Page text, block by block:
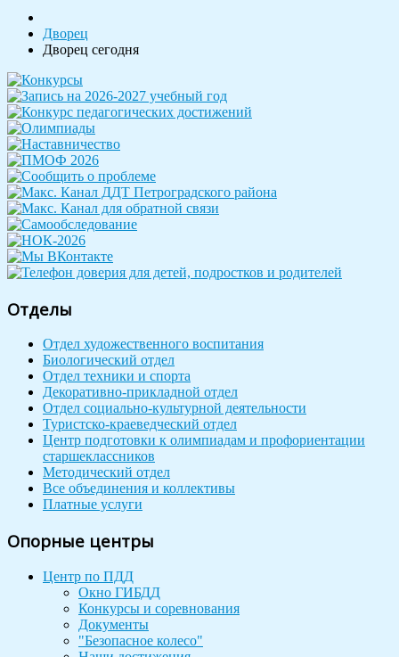
Дворец
Дворец сегодня
Отделы
Отдел художественного воспитания
Биологический отдел
Отдел техники и спорта
Декоративно-прикладной отдел
Отдел социально-культурной деятельности
Туристско-краеведческий отдел
Центр подготовки к олимпиадам и профориентации
старшеклассников
Методический отдел
Все объединения и коллективы
Платные услуги
Опорные центры
Центр по ПДД
Окно ГИБДД
Конкурсы и соревнования
Документы
"Безопасное колесо"